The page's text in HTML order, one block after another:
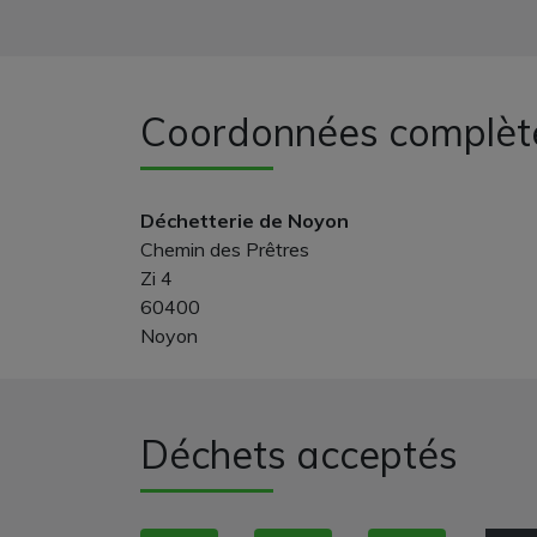
Coordonnées
Déchetterie de Noyon
Chemin des Prêtres
Zi 4
60400
Noyon
Déchets acceptés